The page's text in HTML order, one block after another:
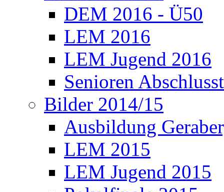
DEM 2016 - Ü50
LEM 2016
LEM Jugend 2016
Senioren
Bilder 2014/15
Ausbildung
LEM 2015
LEM Jugend 2015